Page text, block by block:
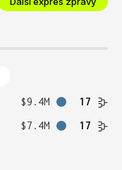
$9.4M
17
$7.4M 17